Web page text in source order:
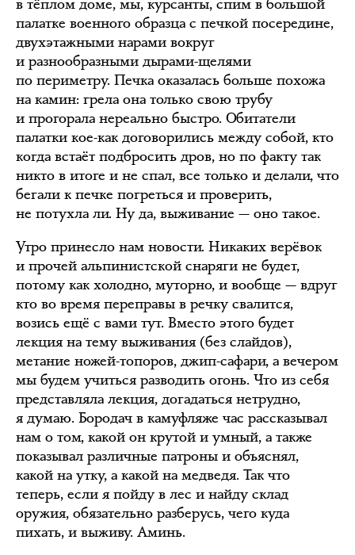
в тёплом доме, мы, курсанты, спим в большой
палатке военного образца с печкой посередине,
двухэтажными нарами вокруг
и разнообразными дырами-щелями
по периметру. Печка оказалась больше похожа
на камин: грела она только свою трубу
и прогорала нереально быстро. Обитатели
палатки кое-как договорились между собой, кто
когда встаёт подбросить дров, но по факту так
никто в итоге и не спал, все только и делали, что
бегали к печке погреться и проверить,
не потухла ли. Ну да, выживание — оно такое.
Утро принесло нам новости. Никаких верёвок
и прочей альпинистской снаряги не будет,
потому как холодно, муторно, и вообще — вдруг
кто во время переправы в речку свалится,
возись ещё с вами тут. Вместо этого будет
лекция на тему выживания (без слайдов),
метание ножей-топоров, джип-сафари, а вечером
мы будем учиться разводить огонь. Что из себя
представляла лекция, догадаться нетрудно,
я думаю. Бородач в камуфляже час рассказывал
нам о том, какой он крутой и умный, а также
показывал различные патроны и объяснял,
какой на утку, а какой на медведя. Так что
теперь, если я пойду в лес и найду склад
оружия, обязательно разберусь, чего куда
пихать, и выживу. Аминь.